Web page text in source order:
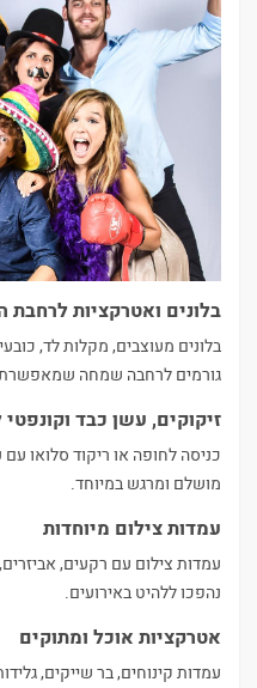
בלונים ואטרקציות לרחבת
בלונים מעוצבים, מקלות לד,
גורמים לרחבה שמחה
זיקוקים, עשן כבד
כניסה לחופה או ריקוד סלואו עם
מושלם ומרגש במיוחד.
עמדות צילום מיוחדות
נהפכו ללהיט באירועים.
אטרקציות אוכל ומתוקים
עמדות קינוחים, בר שייקים,